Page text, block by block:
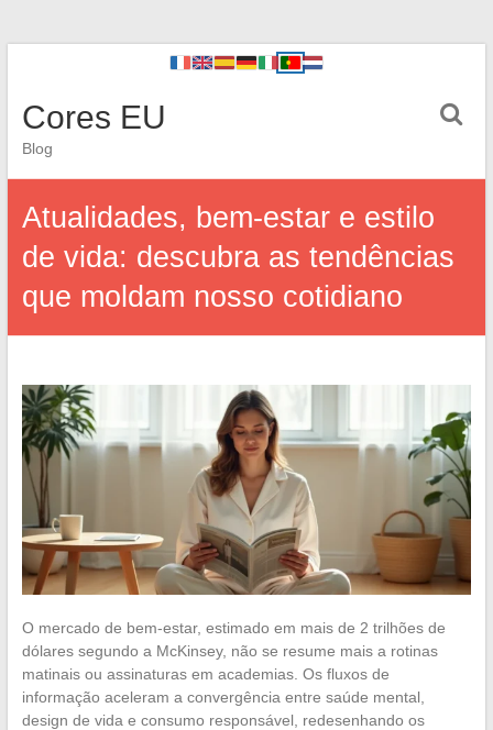
Cores EU
Blog
Atualidades, bem-estar e estilo
de vida: descubra as tendências
que moldam nosso cotidiano
O mercado de bem-estar, estimado em mais de 2 trilhões de
dólares segundo a McKinsey, não se resume mais a rotinas
matinais ou assinaturas em academias. Os fluxos de
informação aceleram a convergência entre saúde mental,
design de vida e consumo responsável, redesenhando os